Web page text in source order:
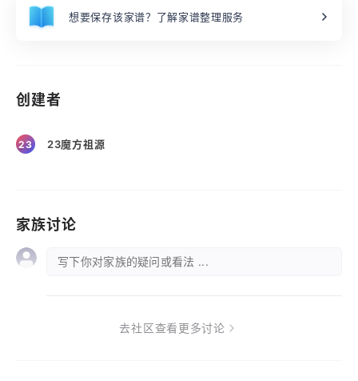
想要保存该家谱？了解家谱整理服务
创建者
23 23魔方祖源
家族讨论
写下你对家族的疑问或看法 ...
去社区查看更多讨论